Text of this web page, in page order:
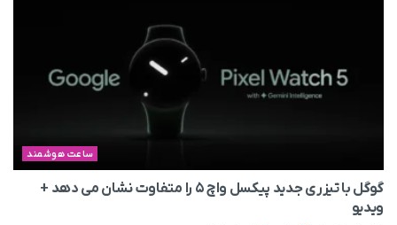
ساعت هوشمند
گوگل با تیزری جدید پیکسل واچ ۵ را متفاوت نشان می‌ دهد +
ویدیو